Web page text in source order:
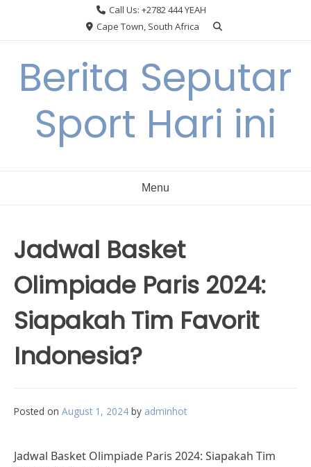
Call Us: +2782 444 YEAH
Cape Town, South Africa
Berita Seputar
Sport Hari ini
Menu
Jadwal Basket
Olimpiade Paris 2024:
Siapakah Tim Favorit
Indonesia?
Posted on August 1, 2024 by adminhot
Jadwal Basket Olimpiade Paris 2024: Siapakah Tim